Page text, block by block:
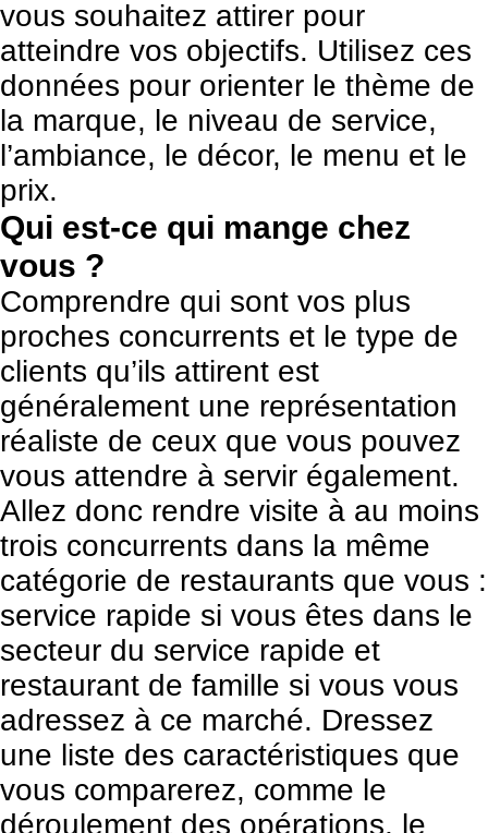
vous souhaitez attirer pour
atteindre vos objectifs. Utilisez ces
données pour orienter le thème de
la marque, le niveau de service,
l’ambiance, le décor, le menu et le
prix.
Qui est-ce qui mange chez
vous ?
Comprendre qui sont vos plus
proches concurrents et le type de
clients qu’ils attirent est
généralement une représentation
réaliste de ceux que vous pouvez
vous attendre à servir également.
Allez donc rendre visite à au moins
trois concurrents dans la même
catégorie de restaurants que vous :
service rapide si vous êtes dans le
secteur du service rapide et
restaurant de famille si vous vous
adressez à ce marché. Dressez
une liste des caractéristiques que
vous comparerez, comme le
déroulement des opérations, le